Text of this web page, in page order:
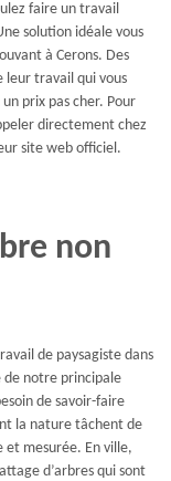
faire un travail
solution idéale vous
à Cerons. Des
leur travail qui vous
prix pas cher. Pour
directement chez
site web officiel.
non
de paysagiste dans
de notre principale
de savoir-faire
la nature tâchent de
et mesurée. En ville,
d’arbres qui sont